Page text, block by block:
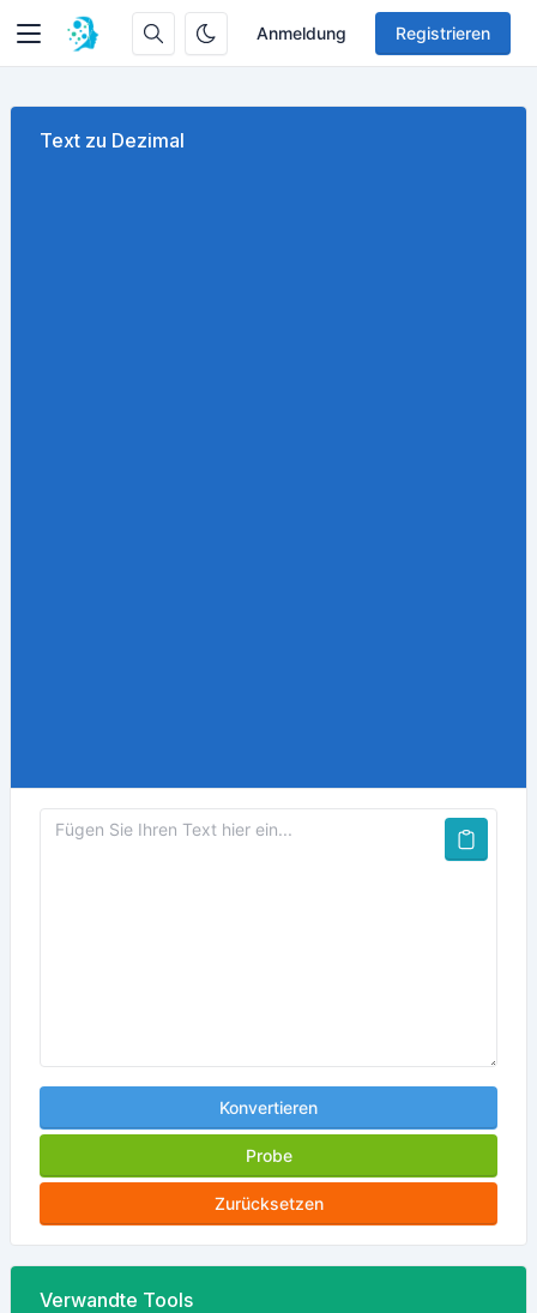
Anmeldung Registrieren
Text zu Dezimal
Konvertieren
Probe
Zurücksetzen
Verwandte Tools